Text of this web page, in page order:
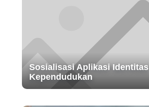
Sosialisasi Aplikasi Identitas
Kependudukan